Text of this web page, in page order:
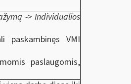
-> Individualios
paskambinęs VMI
paslaugomis,